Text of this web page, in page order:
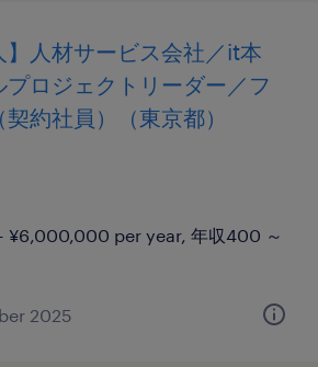
】人材サービス会社／it本
ロジェクトリーダー／フ
約社員）（東京都）
per year, 年収400 ～
2025